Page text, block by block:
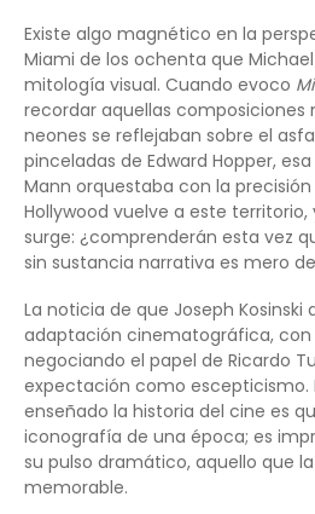
Existe algo magnético en la
Miami de los ochenta que
mitología visual. Cuando evoco
recordar aquellas composiciones
neones se reflejaban sobre el
pinceladas de Edward Hopper,
Mann orquestaba con la
Hollywood vuelve a este
surge: ¿comprenderán esta vez
sin sustancia narrativa es mero
La noticia de que Joseph Kosinski
adaptación cinematográfica, con
negociando el papel de Ricardo
expectación como escepticismo.
enseñado la historia del cine es
iconografía de una época; es
su pulso dramático, aquello que
memorable.